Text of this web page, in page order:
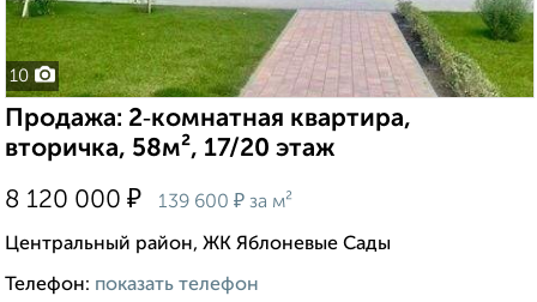
10
Продажа: 2‑комнатная квартира,
вторичка, 58м², 17/20 этаж
8 120 000 ₽ 139 600 ₽ за м²
Центральный район, ЖК Яблоневые Сады
Телефон: показать телефон